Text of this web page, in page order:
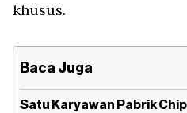
khusus.
Baca Juga
Satu Karyawan Pabrik